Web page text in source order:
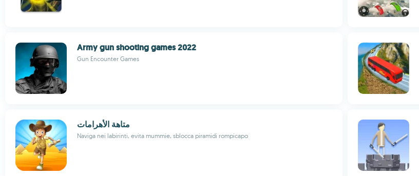
Army gun shooting games 2022
Gun Encounter Games
متاهة الأهرامات
Naviga nei labirinti, evita mummie, sblocca piramidi rompicapo